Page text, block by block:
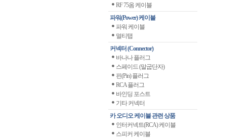
RF 75옴 케이블
파워(Power) 케이블
파워 케이블
멀티탭
커넥터 (Connector)
바나나 플러그
스페이드 (말굽단자)
핀(Pin) 플러그
RCA 플러그
바인딩 포스트
기타 커넥터
카 오디오 케이블 관련 상품
인터커넥트(RCA) 케이블
스피커 케이블